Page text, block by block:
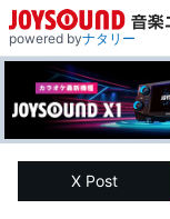
powered byナタリー
X Post